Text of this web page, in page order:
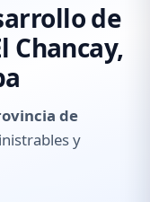
de
Chancay,
de
y